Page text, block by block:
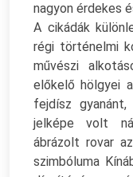
nagyon érdekes
A cikádák
régi történelmi
művészi
előkelő hölgyei
fejdísz
jelképe volt
ábrázolt rovar
szimbóluma